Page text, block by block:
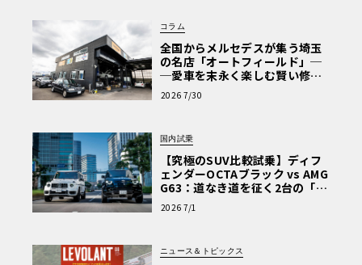
コラム
全国からメルセデスが集う埼玉
の名店「オートフィールド」─
─愛車を末永く楽しむ賢い修理
術と、プロがフックス製オイル
を選ぶ理由〈PR〉
2026 7/30
国内試乗
【究極のSUV比較試乗】ディフ
ェンダーOCTAブラック vs AMG
G63：道なき道を征く2台の「対
極的アプローチ」
2026 7/1
ニュース＆トピックス